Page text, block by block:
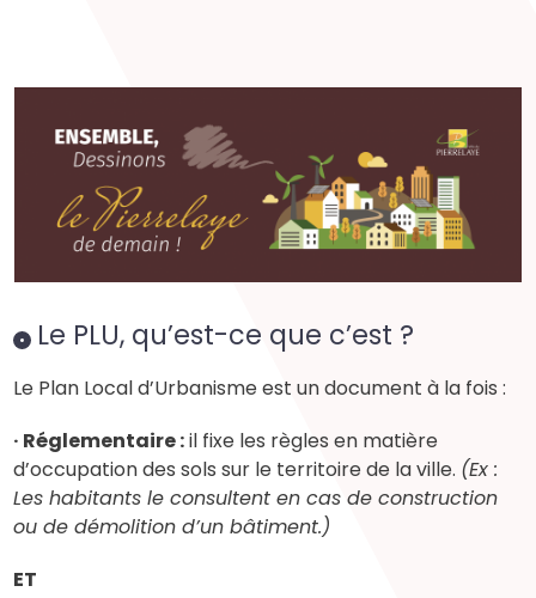
Le PLU, qu’est-ce que c’est ?
Le Plan Local d’Urbanisme est un document à la fois :
· Réglementaire :il fixe les règles en matière
d’occupation des sols sur le territoire de la ville. (Ex :
Les habitants le consultent en cas de construction
ou de démolition d’un bâtiment.)
ET